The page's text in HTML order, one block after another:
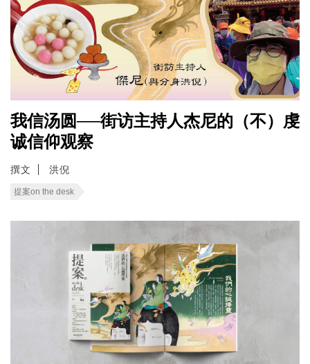
我信汤圆──街访主持人杰尼的（不）虔
诚信仰观察
撰文 洪倪
提案on the desk